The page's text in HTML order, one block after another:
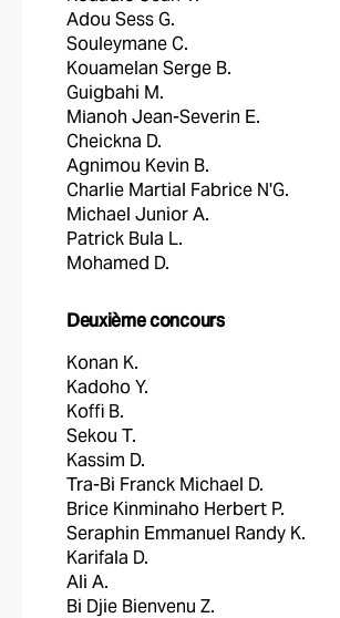
Adou Sess G.
Souleymane C.
Kouamelan Serge B.
Guigbahi M.
Mi̇anoh Jean-Severi̇n E.
Cheickna D.
Agnimou Kevin B.
Charlie Martial Fabrice N'G.
Michael Junior A.
Patrick Bula L.
Mohamed D.
Deuxième concours
Konan K.
Kadoho Y.
Koffi B.
Sekou T.
Kassim D.
Tra-Bi Franck Michael D.
Brice Kinminaho Herbert P.
Seraphin Emmanuel Randy K.
Karifala D.
Ali A.
Bi Djie Bienvenu Z.